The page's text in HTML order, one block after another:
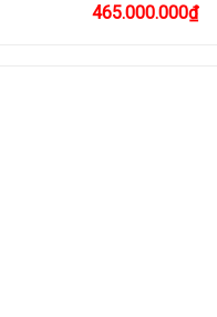
465.000.000₫